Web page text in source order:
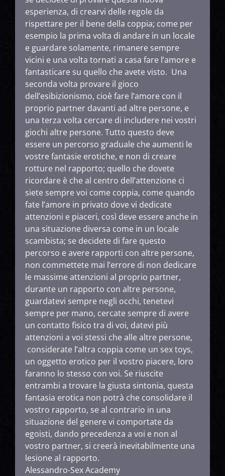
esperienza, di crearvi delle regole da
rispettare per il bene della coppia; come per
esempio la prima volta di andare in un locale
e guardare solamente, rimanere sempre
vicini e una volta tornati a casa fare l’amore e
fantasticare su quello che avete visto. Una
seconda volta provare il gioco
dell’esibizionismo, cioè fare l’amore con il
proprio partner davanti ad altre persone, e
una terza volta cercare di includere nei vostri
giochi altre persone. Tutto questo deve
essere un percorso graduale che aumenti le
vostre fantasie erotiche, e non di creare
rotture nel rapporto; quello che dovete
ricordare è che al centro dell’attenzione ci
siete sempre voi come coppia, come quando
fate l’amore in privato dove vi dedicate
attenzioni e piaceri, così deve essere anche in
una situazione diversa come in un locale
scambista; se decidete di fare questo
percorso e avere rapporti con altre persone,
non commettete mai l’errore di non dedicare
le massime attenzioni al proprio partner,
durante un rapporto con altre persone,
guardatevi sempre negli occhi, tenetevi
sempre per mano, cercate sempre di avere
un contatto fisico tra di voi, datevi più
attenzioni a voi stessi che alle altre persone,
considerate l’altra coppia come un sex toys,
un oggetto erotico per il vostro piacere, loro
faranno lo stesso con voi. Se riuscite
entrambi a trovare la giusta sintonia, questa
fantasia erotica non potrà che consolidare il
vostro rapporto, se al contrario in una
situazione del genere vi comportate da
egoisti, dando precedenza a voi e non al
vostro partner, si creerà inevitabilmente una
lesione al rapporto.
Alessandro-Sex Academy